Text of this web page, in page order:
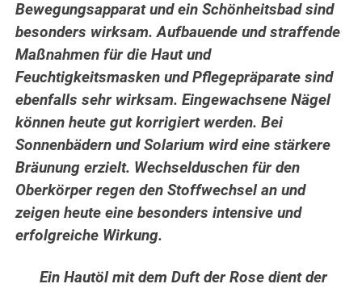
Bewegungsapparat und ein Schönheitsbad sind
besonders wirksam. Aufbauende und straffende
Maßnahmen für die Haut und
Feuchtigkeitsmasken und Pflegepräparate sind
ebenfalls sehr wirksam. Eingewachsene Nägel
können heute gut korrigiert werden. Bei
Sonnenbädern und Solarium wird eine stärkere
Bräunung erzielt. Wechselduschen für den
Oberkörper regen den Stoffwechsel an und
zeigen heute eine besonders intensive und
erfolgreiche Wirkung.
Ein Hautöl mit dem Duft der Rose dient der